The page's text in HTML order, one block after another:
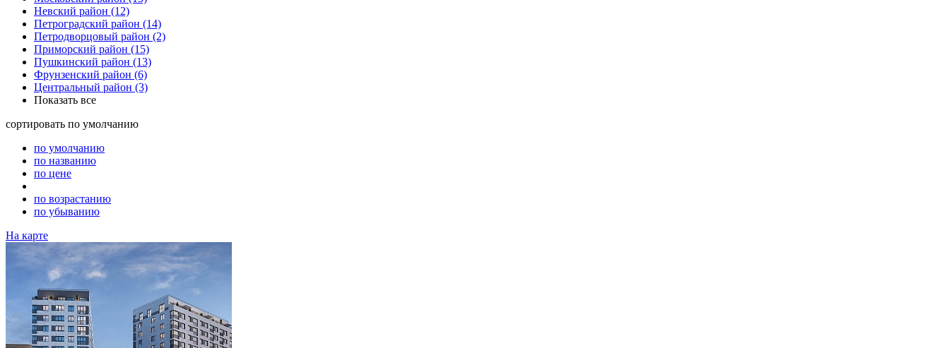
Невский район (12)
Петроградский район (14)
Петродворцовый район (2)
Приморский район (15)
Пушкинский район (13)
Фрунзенский район (6)
Центральный район (3)
Показать все
сортировать по умолчанию
по умолчанию
по названию
по цене
по возрастанию
по убыванию
На карте